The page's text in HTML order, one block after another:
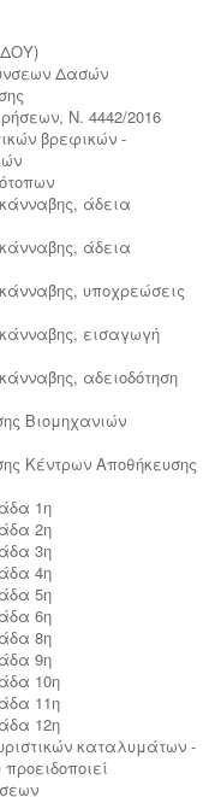
Δασών
Ν. 4442/2016
βρεφικών -
άδεια
άδεια
υποχρεώσεις
εισαγωγή
αδειοδότηση
Βιομηχανιών
Κέντρων Αποθήκευσης
1η
2η
3η
4η
5η
6η
8η
9η
10η
11η
12η
καταλυμάτων -